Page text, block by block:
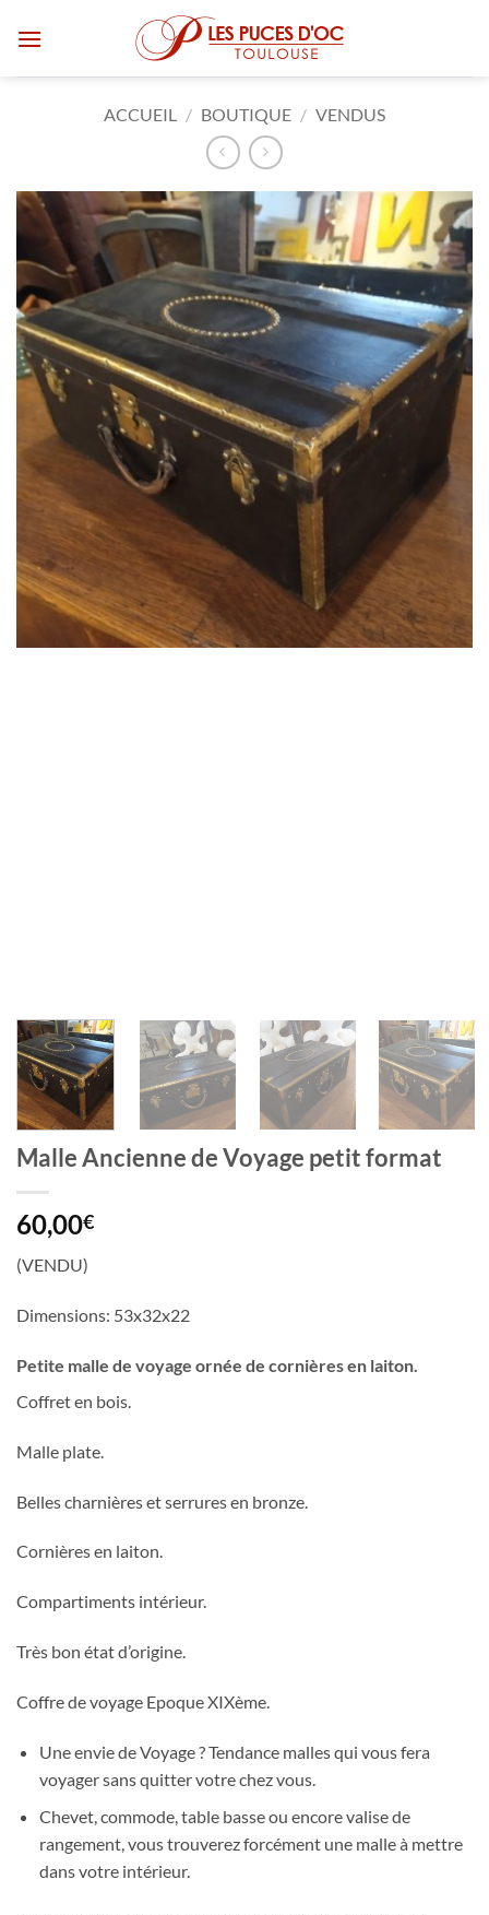
ACCUEIL / BOUTIQUE / VENDUS
Malle Ancienne de Voyage petit format
60,00€
(VENDU)
Dimensions: 53x32x22
Petite malle de voyage ornée de cornières en laiton.
Coffret en bois.
Malle plate.
Belles charnières et serrures en bronze.
Cornières en laiton.
Compartiments intérieur.
Très bon état d’origine.
Coffre de voyage Epoque XIXème.
Une envie de Voyage ? Tendance malles qui vous fera
voyager sans quitter votre chez vous.
Chevet, commode, table basse ou encore valise de
rangement, vous trouverez forcément une malle à mettre
dans votre intérieur.